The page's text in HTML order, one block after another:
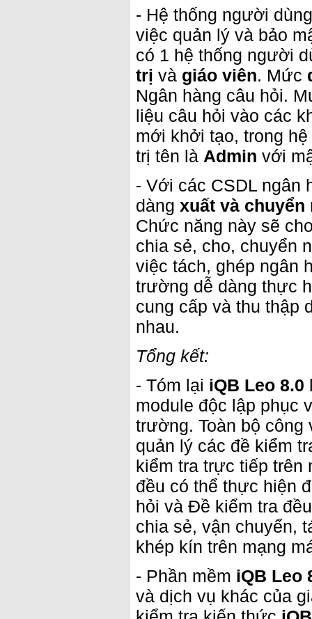
- Hệ thống người
việc quản lý và bảo
có 1 hệ thống người
trị và giáo viên. Mức
Ngân hàng câu hỏi.
liệu câu hỏi vào các
mới khởi tạo, trong
trị tên là Admin với
- Với các CSDL ngân
dàng xuất và chuyển
Chức năng này sẽ
chia sẻ, cho, chuyển
việc tách, ghép ngân
trường dễ dàng thực
cung cấp và thu thập
nhau.
Tổng kết:
- Tóm lại iQB Leo 8.0
module độc lập phục
trường. Toàn bộ
quản lý các đề kiểm
kiểm tra trực tiếp trên
đều có thể thực hiện
hỏi và Đề kiểm tra
chia sẻ, vận chuyển,
khép kín trên mạng
- Phần mềm iQB Leo
và dịch vụ khác của